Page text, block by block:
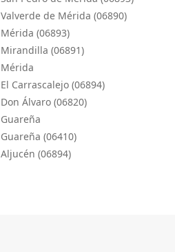
de Mérida (06890)
(06893)
(06891)
Carrascalejo (06894)
Álvaro (06820)
(06410)
(06894)